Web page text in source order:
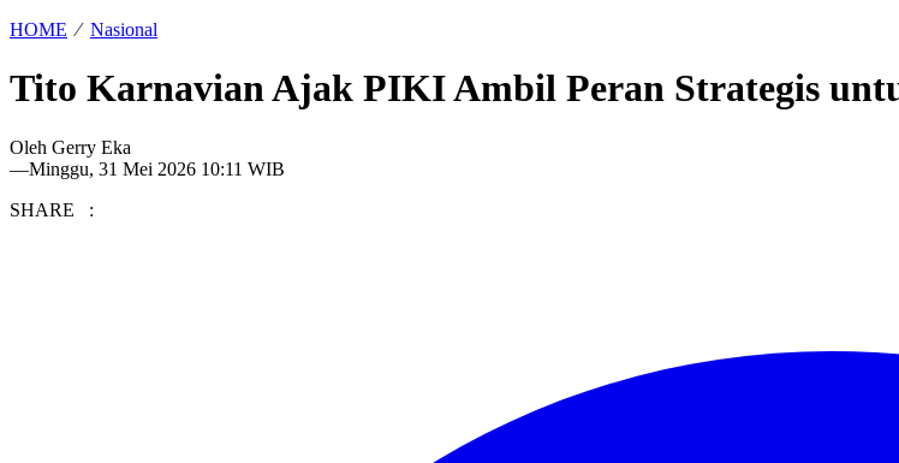
HOME ⁄ Nasional
Tito Karnavian Ajak PIKI Ambil Peran Strategis
Oleh Gerry Eka
—Minggu, 31 Mei 2026 10:11 WIB
SHARE :